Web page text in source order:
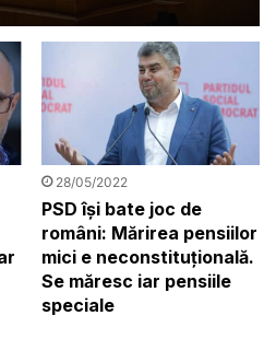
reală!
28/05/2022
PSD își bate joc de
români: Mărirea pensiilor
mici e neconstituțională.
Se măresc iar pensiile
speciale